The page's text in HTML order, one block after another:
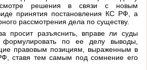
решения в связи с новым
принятия постановления КС РФ, а
рассмотрения дела по существу.
просит разъяснить, вправе ли суды
по ее делу выводы,
правовым позициям, выраженным в
ставя тем самым под сомнение его